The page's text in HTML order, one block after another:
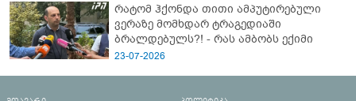
რატომ ჰქონდა თითი ამპუტირებული
ვერაზე მომხდარ ტრაგედიაში
ბრალდებულს?! - რას ამბობს ექიმი
23-07-2026